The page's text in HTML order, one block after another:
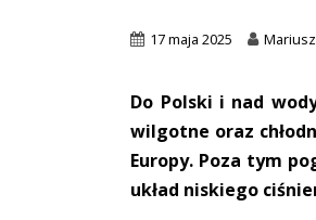
17 maja 2025 Mariusz
Do Polski i nad
wilgotne oraz
Europy. Poza tym
układ niskiego